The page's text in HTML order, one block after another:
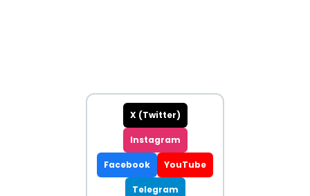
X (Twitter)
Instagram
Facebook YouTube
Telegram